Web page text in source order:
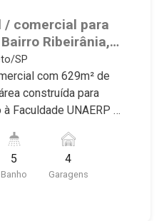
/ comercial para
Ribeirânia,
-
SP
com 629m² de
construída para
Faculdade UNAERP -
que a Martinelli
de área
- 4
5
Banho
4
Garagens